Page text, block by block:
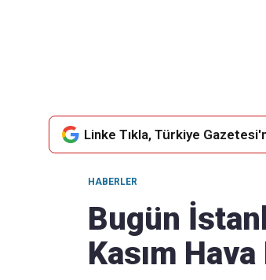
Linke Tıkla, Türkiye
HABERLER
Bugün
Kasım